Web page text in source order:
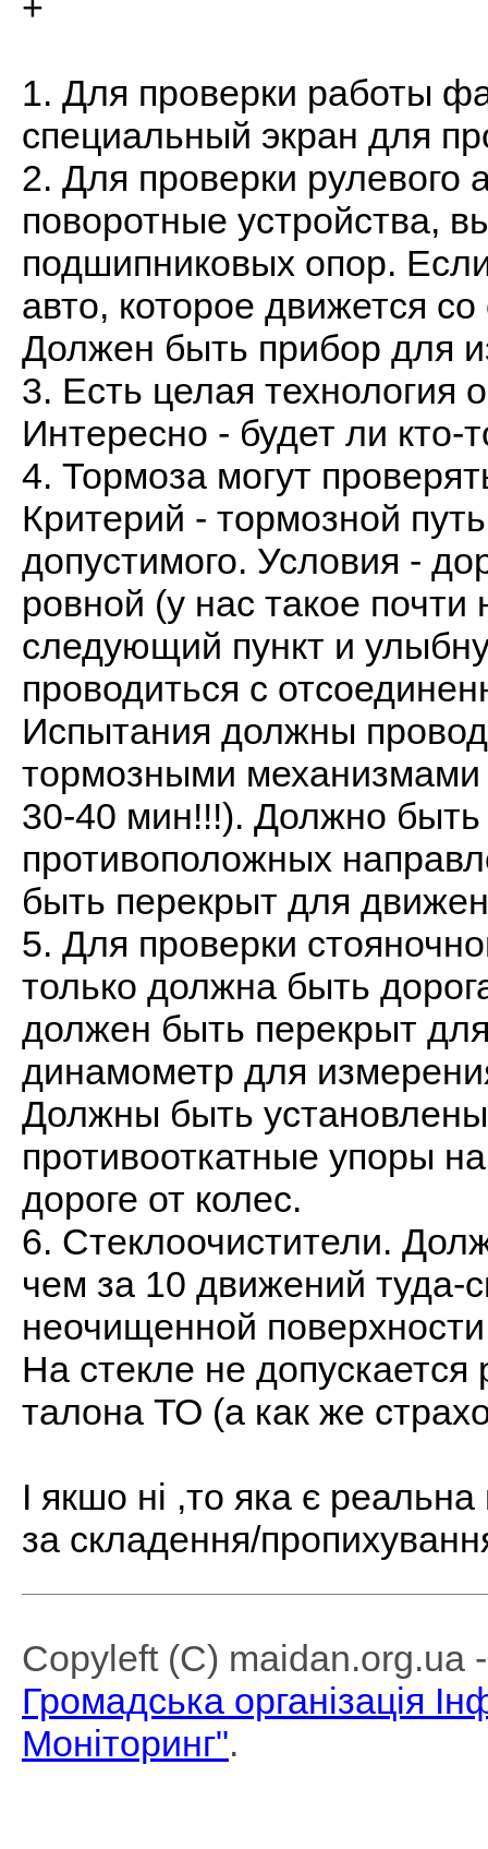
1. Для проверки работы
специальный экран для
2. Для проверки рулевого
поворотные устройства,
подшипниковых опор.
авто, которое движется
Должен быть прибор для
3. Есть целая технология
Интересно - будет ли кто-
4. Тормоза могут
Критерий - тормозной
допустимого. Условия -
ровной (у нас такое
следующий пункт и
проводиться с
Испытания должны
тормозными механизмами
30-40 мин!!!). Должно быть
противоположных
быть перекрыт для
5. Для проверки
только должна быть
должен быть перекрыт
динамометр для
Должны быть
противооткатные упоры
дороге от колес.
6. Стеклоочистители.
чем за 10 движений туда-
неочищенной
На стекле не допускается
талона ТО (а как же
І якшо ні ,то яка є реальна
за складення/
Copyleft (C) maidan.org.ua
Громадська організація
Моніторинг".